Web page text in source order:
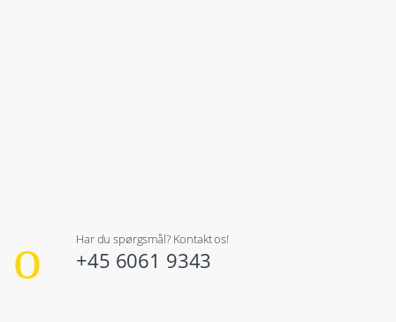
Har du spørgsmål? Kontakt os!
+45 6061 9343